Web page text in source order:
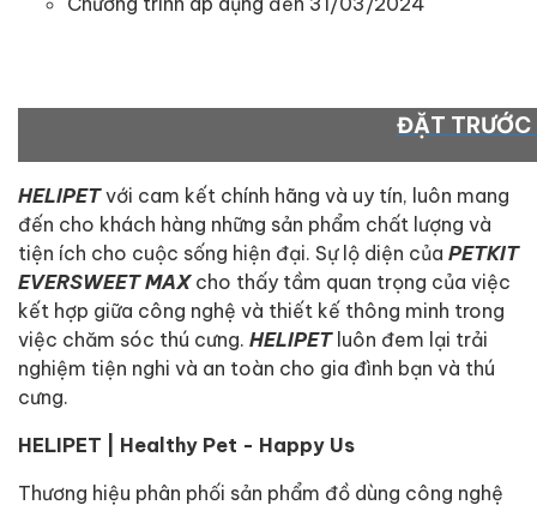
ĐẶT TRƯỚC
HELIPETvới cam kết chính hãng và uy tín, luôn mang
đến cho khách hàng những sản phẩm chất lượng và
tiện ích cho cuộc sống hiện đại. Sự lộ diện của PETKIT
EVERSWEET MAX cho thấy tầm quan trọng của việc
kết hợp giữa công nghệ và thiết kế thông minh trong
việc chăm sóc thú cưng. HELIPET luôn đem lại trải
nghiệm tiện nghi và an toàn cho gia đình bạn và thú
cưng.
HELIPET | Healthy Pet - Happy Us
Thương hiệu phân phối sản phẩm đồ dùng công nghệ